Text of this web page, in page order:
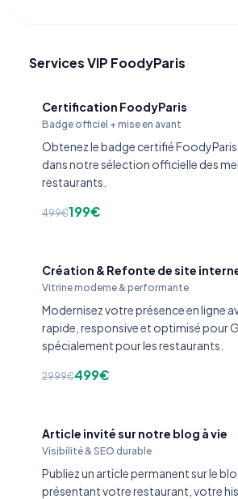
Services VIP FoodyParis
Certification FoodyParis
Badge officiel + mise en avant
Obtenez le badge certifié
dans notre sélection officielle des
restaurants.
499€199€
Création & Refonte de site
Vitrine moderne & performante
Modernisez votre présence en ligne
rapide, responsive et optimisé pour
spécialement pour les restaurants.
2999€499€
Article invité sur notre blog à vie
Visibilité & SEO durable
Publiez un article permanent sur le
présentant votre restaurant, votre